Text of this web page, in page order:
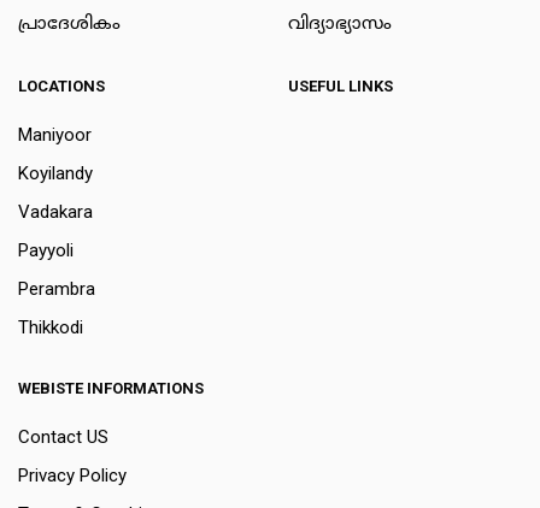
പ്രാദേശികം
വിദ്യാഭ്യാസം
LOCATIONS
Maniyoor
Koyilandy
Vadakara
Payyoli
Perambra
Thikkodi
USEFUL LINKS
WEBISTE INFORMATIONS
Contact US
Privacy Policy